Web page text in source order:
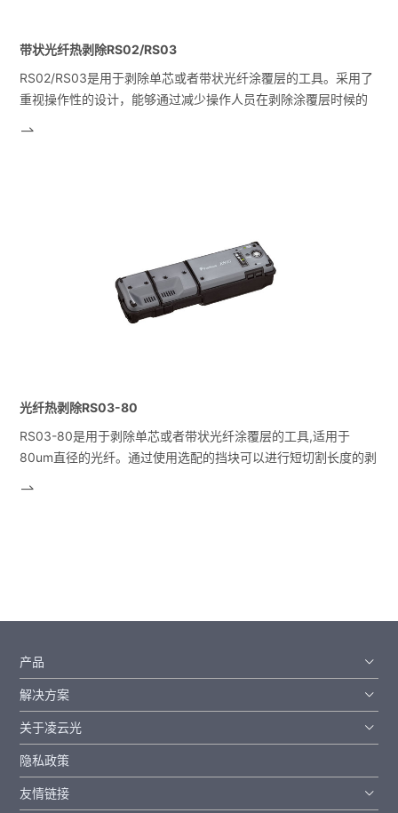
带状光纤热剥除RS02/RS03
RS02/RS03是用于剥除单芯或者带状光纤涂覆层的工具。采用了
重视操作性的设计，能够通过减少操作人员在剥除涂覆层时候的
光纤热剥除RS03-80
RS03-80是用于剥除单芯或者带状光纤涂覆层的工具,适用于
80um直径的光纤。通过使用选配的挡块可以进行短切割长度的剥
产品
解决方案
关于凌云光
隐私政策
友情链接